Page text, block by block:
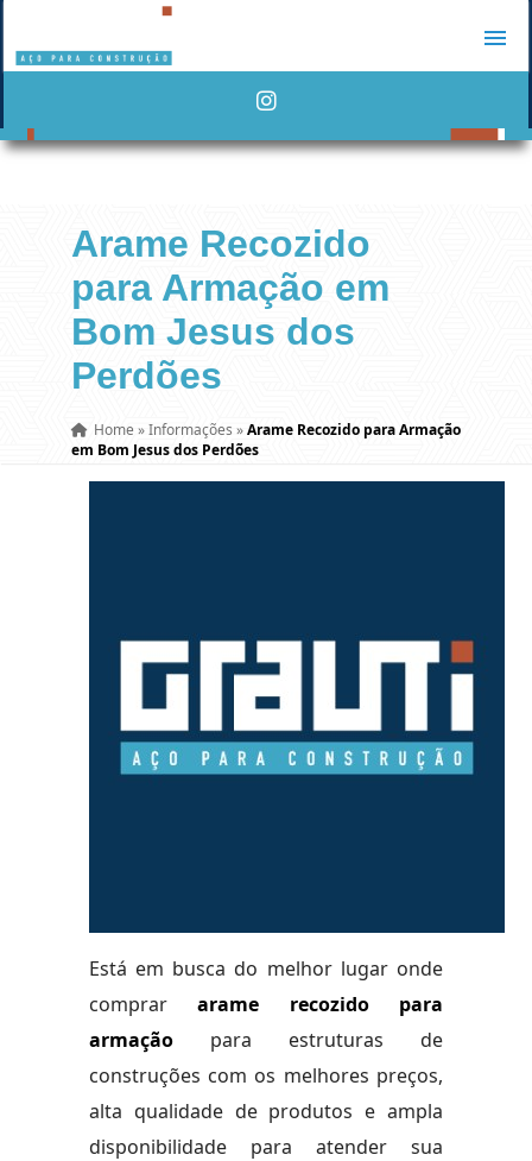
Arame Recozido
para Armação em
Bom Jesus dos
Perdões
Home »Informações »Arame Recozido para Armação
em Bom Jesus dos Perdões
Está em busca do melhor lugar onde
comprararame recozido para
armaçãopara estruturas de
construções com os melhores preços,
alta qualidade de produtos e ampla
disponibilidade para atender sua